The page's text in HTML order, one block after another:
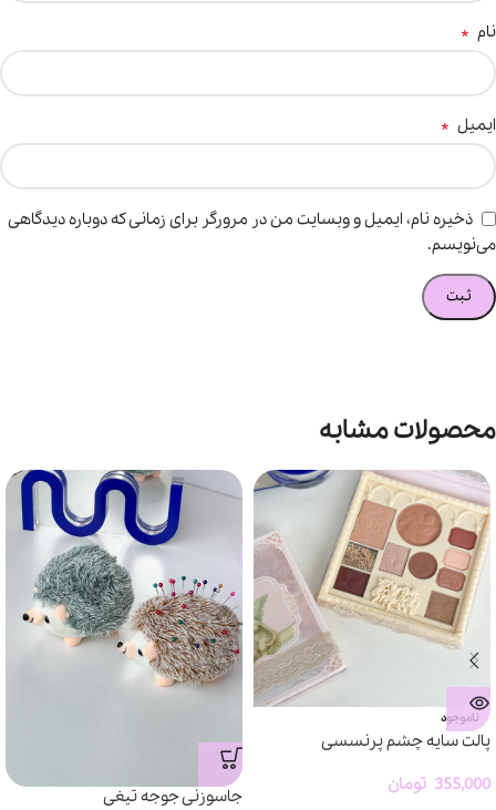
نام *
ایمیل *
ذخیره نام، ایمیل و وبسایت من در مرورگر برای زمانی که دوباره دیدگاهی
می‌نویسم.
محصولات مشابه
ناموجود
پالت سایه چشم پرنسسی
355,000 تومان
جاسوزنی جوجه تیغی